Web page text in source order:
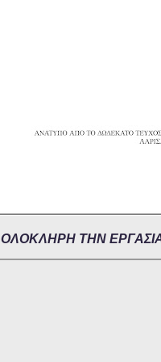
ΟΛΟΚΛΗΡΗ ΤΗΝ